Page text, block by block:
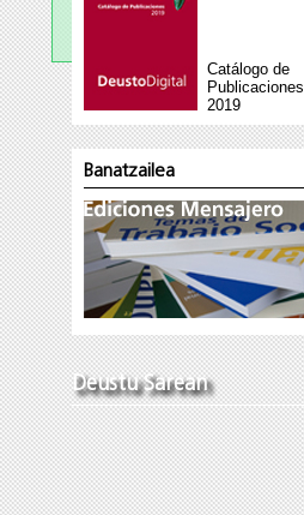
Catálogo de
Publicaciones
2019
Banatzailea
Deustu Sarean